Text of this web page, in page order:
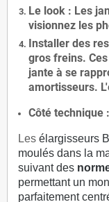
Le look : Les
visionnez les
Installer des
gros freins.
jante à se
amortisseurs.
Côté technique :
Les élargisseurs
moulés dans la
suivant des
permettant un
parfaitement